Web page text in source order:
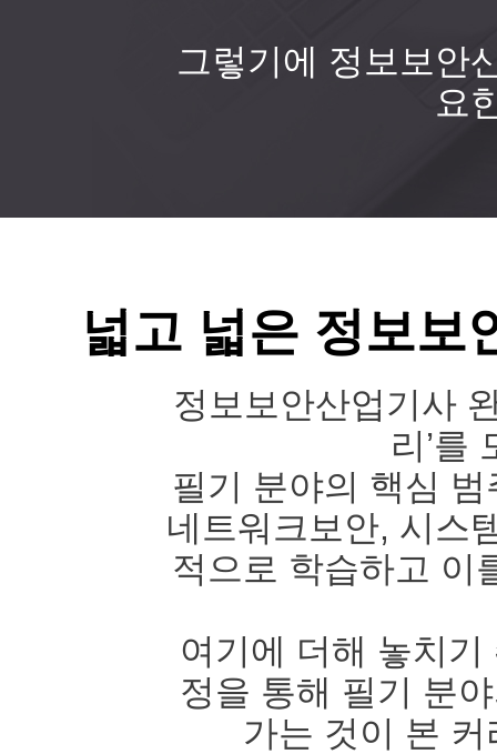
그렇기에 정보보안
요
넓고 넓은 정보보
정보보안산업기사
리’를
필기 분야의 핵심
네트워크보안, 시스
적으로 학습하고 이
여기에 더해 놓치
정을 통해 필기 분
가는 것이 본